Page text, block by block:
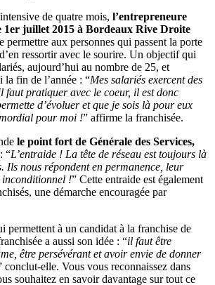
de quatre mois, l’entrepreneure
1er juillet 2015 à Bordeaux Rive Droite
permettre aux personnes qui passent la porte
ressortir avec le sourire. Un objectif qui
aujourd’hui au nombre de 25, et
la fin de l’année : “Mes salariés exercent des
faut pratiquer avec le coeur, il est donc
d’évoluer et que je sois là pour eux
pour moi !” affirme la franchisée.
le point fort de Générale des Services,
“L’entraide ! La tête de réseau est toujours là
Ils nous répondent en permanence, leur
inconditionnel !” Cette entraide est également
une démarche encouragée par
permettent à un candidat à la franchise de
a aussi son idée : “il faut être
être persévérant et avoir envie de donner
conclut-elle. Vous vous reconnaissez dans
souhaitez en savoir davantage sur tout ce